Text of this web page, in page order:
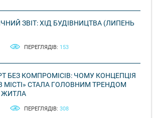
ЗВІТ: ХІД БУДІВНИЦТВА (ЛИПЕНЬ
ПЕРЕГЛЯДІВ: 153
БЕЗ КОМПРОМІСІВ: ЧОМУ КОНЦЕПЦІЯ
МІСТІ» СТАЛА ГОЛОВНИМ ТРЕНДОМ
ЖИТЛА
ПЕРЕГЛЯДІВ: 308